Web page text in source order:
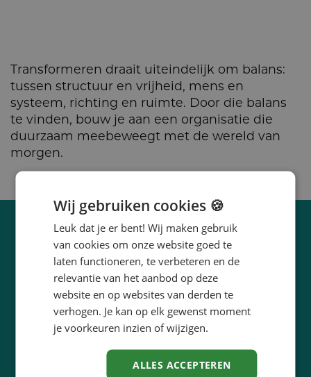
Transformeren draait uiteindelijk om balans:
tussen structuur en vrijheid, mens en
systeem, richting en ruimte. Door die balans
te vinden, bouw je aan een organisatie die
duurzaam meebeweegt met de wereld van
morgen.
In een notendop
Lüüninnoveert.
Lüün maakt concreet
begeleidtbij het ontwikkelen van
ideeën, oplossingen en strategieën.
Wij gebruiken cookies 🍪
Leuk dat je er bent! Wij maken gebruik
van cookies om onze website goed te
laten functioneren, te verbeteren en de
relevantie van het aanbod op deze
website en op websites van derden te
verhogen. Je kan op elk gewenst moment
je voorkeuren inzien of wijzigen.
ALLES ACCEPTEREN